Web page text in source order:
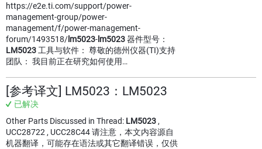
https://e2e.ti.com/support/power-
management-group/power-
management/f/power-management-
forum/1493518/ lm5023- lm5023器件型号：
LM5023 工具与软件： 尊敬的德州仪器(TI)支持
团队： 我目前正在研究如何使用…
[参考译文] LM5023：LM5023
已解决
Other Parts Discussed in Thread: LM5023 ,
UCC28722 , UCC28C44 请注意，本文内容源自
机器翻译，可能存在语法或其它翻译错误，仅供